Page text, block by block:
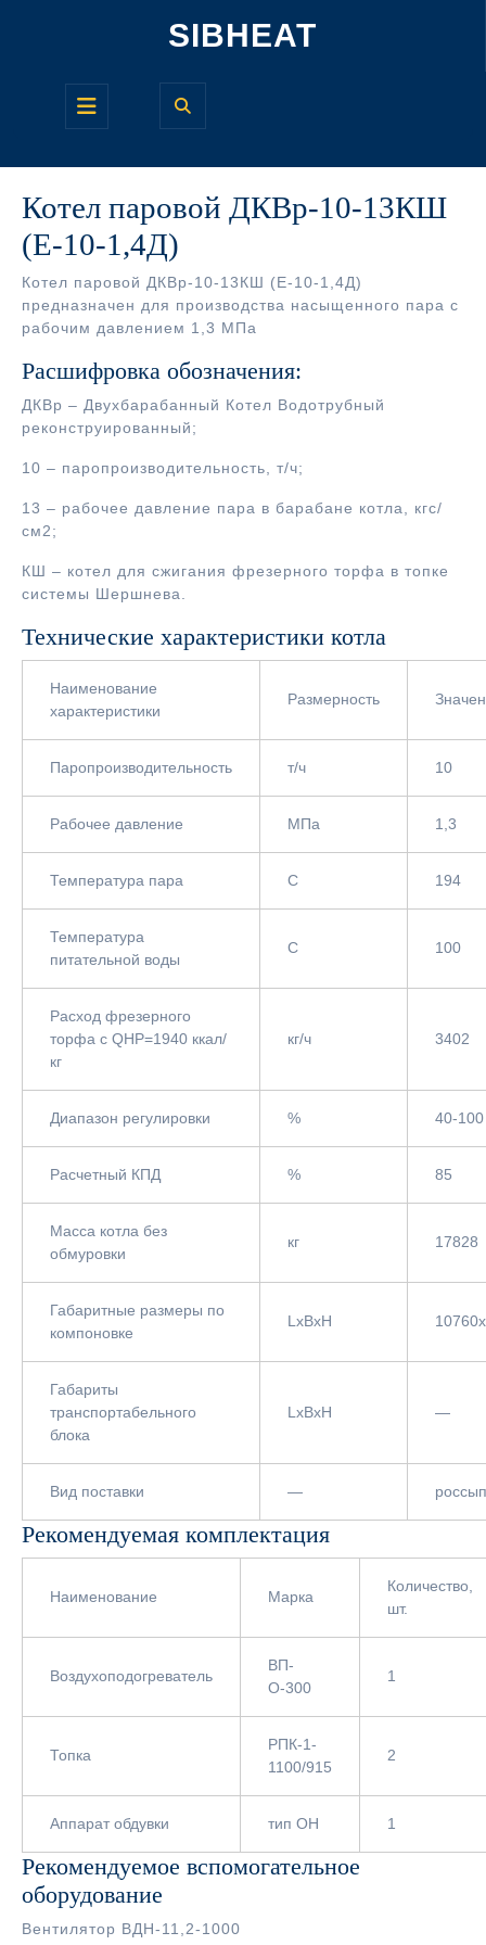
SIBHEAT
Кнопка
Котел паровой ДКВр-10-13КШ
(Е-10-1,4Д)
Котел паровой ДКВр-10-13КШ (Е-10-1,4Д)
предназначен для производства насыщенного пара с
рабочим давлением 1,3 МПа
Расшифровка обозначения:
ДКВр – Двухбарабанный Котел Водотрубный
реконструированный;
10 – паропроизводительность, т/ч;
13 – рабочее давление пара в барабане котла, кгс/
см2;
КШ – котел для сжигания фрезерного торфа в топке
системы Шершнева.
Технические характеристики котла
Наименование
характеристики
Размерность
Паропроизводительность т/ч 10
Рабочее давление МПа 1,3
Температура пара С 194
Температура
питательной воды
С 100
Расход фрезерного
торфа с QНР=1940 ккал/
кг
кг/ч 3402
Диапазон регулировки % 40-100
Расчетный КПД % 85
Масса котла без
обмуровки
кг 17828
Габаритные размеры по
компоновке
LxBxH
Габариты
транспортабельного
блока
LxBxH —
Вид поставки —
Рекомендуемая комплектация
Наименование Марка
Количество,
шт.
Воздухоподогреватель
ВП-
О-300
1
Топка
РПК-1-
1100/915
2
Аппарат обдувки тип ОН 1
Рекомендуемое вспомогательное
оборудование
Вентилятор ВДН-11,2-1000